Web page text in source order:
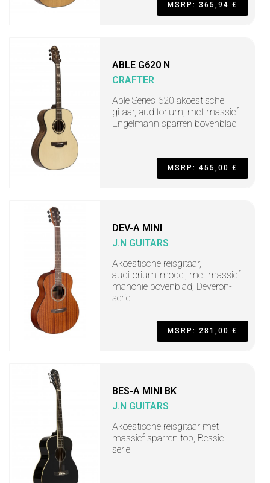
MSRP: 365,94 €
ABLE G620 N
CRAFTER
Able Series 620 akoestische
gitaar, auditorium, met massief
Engelmann sparren bovenblad
MSRP: 455,00 €
DEV-A MINI
J.N GUITARS
Akoestische reisgitaar,
auditorium-model, met massief
mahonie bovenblad; Deveron-
serie
MSRP: 281,00 €
BES-A MINI BK
J.N GUITARS
Akoestische reisgitaar met
massief sparren top, Bessie-
serie